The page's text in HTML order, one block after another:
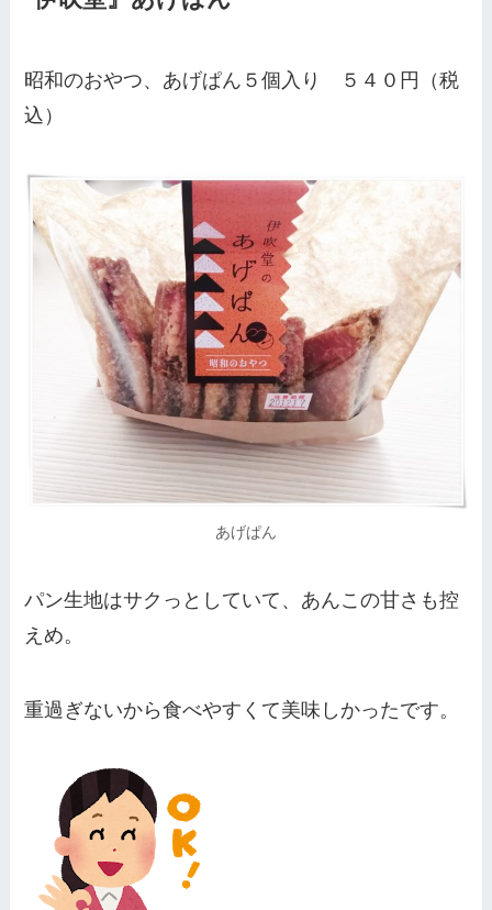
昭和のおやつ、あげぱん５個入り ５４０円（税
込）
あげぱん
パン生地はサクっとしていて、あんこの甘さも控
えめ。
重過ぎないから食べやすくて美味しかったです。